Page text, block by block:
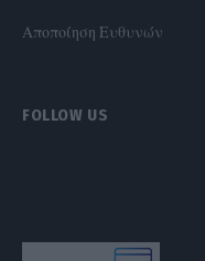
Αποποίηση Ευθυνών
FOLLOW US